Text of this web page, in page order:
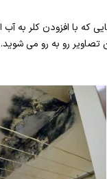
که با افزودن کلر
تصاویر رو به رو می شوید.